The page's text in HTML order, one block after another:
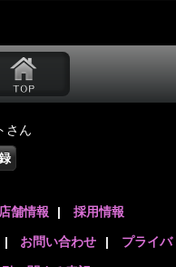
さん
店舗情報 | 採用情報
| お問い合わせ | プライバ